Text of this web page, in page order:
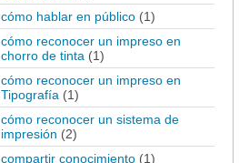
cómo hablar en público (1)
cómo reconocer un impreso en
chorro de tinta (1)
cómo reconocer un impreso en
Tipografía (1)
cómo reconocer un sistema de
impresión (2)
compartir conocimiento (1)